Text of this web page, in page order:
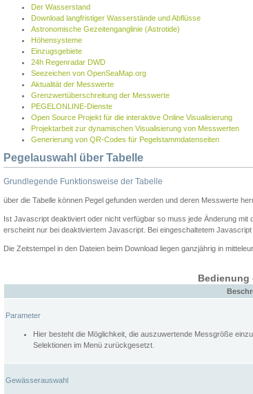
Der Wasserstand
Download langfristiger Wasserstände und Abflüsse
Astronomische Gezeitenganglinie (Astrotide)
Höhensysteme
Einzugsgebiete
24h Regenradar DWD
Seezeichen von OpenSeaMap.org
Aktualität der Messwerte
Grenzwertüberschreitung der Messwerte
PEGELONLINE-Dienste
Open Source Projekt für die interaktive Online Visualisierung
Projektarbeit zur dynamischen Visualisierung von Messwerten
Generierung von QR-Codes für Pegelstammdatenseiten
Pegelauswahl über Tabelle
Grundlegende Funktionsweise der Tabelle
über die Tabelle können Pegel gefunden werden und deren Messwerte
Ist Javascript deaktiviert oder nicht verfügbar so muss jede Änderung
erscheint nur bei deaktiviertem Javascript. Bei eingeschaltetem
Die Zeitstempel in den Dateien beim Download liegen ganzjährig in
Bedienung
Parameter
Hier besteht die Möglichkeit, die auszuwertende Messgröße
Selektionen im Menü zurückgesetzt.
Gewässerauswahl